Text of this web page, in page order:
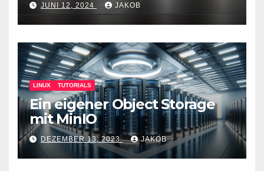
JUNI 12, 2024 JAKOB
LINUX TUTORIALS
Ein eigener Object Storage
mit MinIO
DEZEMBER 13, 2023 JAKOB